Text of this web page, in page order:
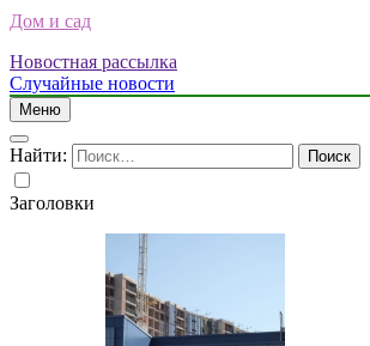
Дом и сад
Новостная рассылка
Случайные новости
Меню
Найти:
Заголовки